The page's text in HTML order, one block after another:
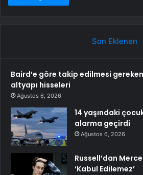
Son Eklenen
Baird’e göre takip edilmesi
altyapı hisseleri
Ağustos 6, 2026
14 yaşındaki
alarma geçirdi
Ağustos 6, 2026
Russell’dan
‘Kabul Edilemez’